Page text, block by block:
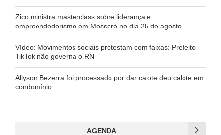
Zico ministra masterclass sobre liderança e
empreendedorismo em Mossoró no dia 25 de agosto
Vídeo: Movimentos sociais protestam com faixas: Prefeito
TikTok não governa o RN
Allyson Bezerra foi processado por dar calote deu calote em
condomínio
AGENDA